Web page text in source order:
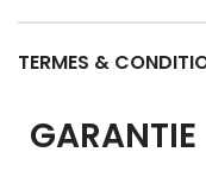
TERMES &
GARANTIE